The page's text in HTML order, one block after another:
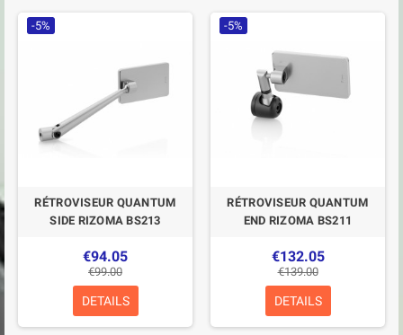
-5%
RÉTROVISEUR QUANTUM
SIDE RIZOMA BS213
€94.05
€99.00
DETAILS
-5%
RÉTROVISEUR QUANTUM
END RIZOMA BS211
€132.05
€139.00
DETAILS